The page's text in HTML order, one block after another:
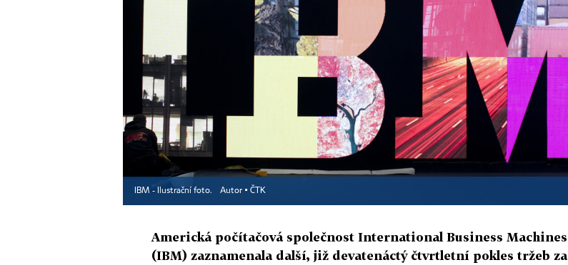
IBM - Ilustrační foto. Autor ▪ ČTK
Americká počítačová společnost International Business Machines
(IBM) zaznamenala další, již devatenáctý čtvrtletní pokles tržeb za